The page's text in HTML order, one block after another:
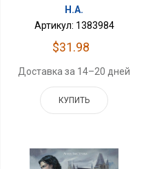
Н.А.
Артикул: 1383984
$31.98
Доставка за 14–20 дней
КУПИТЬ